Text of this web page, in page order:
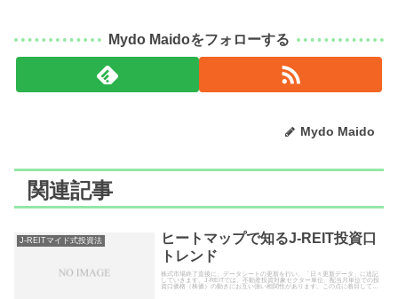
Mydo Maidoをフォローする
Mydo Maido
関連記事
J-REITマイド式投資法
ヒートマップで知るJ-REIT投資口
トレンド
株式市場終了直後に、データシートの更新を行い、「日々更新データ」に追記
していきます。J-REITでは、不動産投資対象セクター単位、配当月単位での投
資口価格（株価）の動きにお互い強い相関性があります。この点に着目して、2